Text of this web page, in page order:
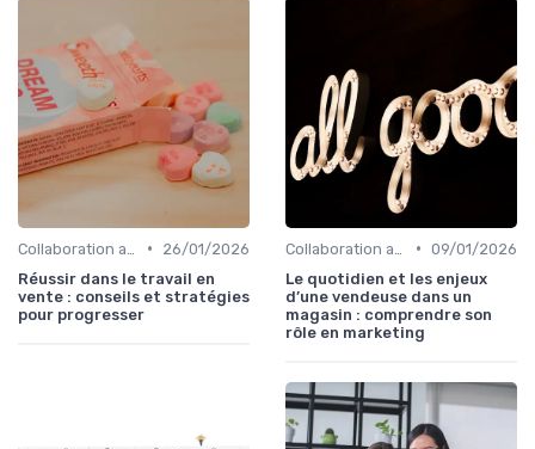
•
26/01/2026
Réussir dans le travail en
vente : conseils et stratégies
pour progresser
• 09/01/2026
Le quotidien et les enjeux
d’une vendeuse dans un
magasin : comprendre son
rôle en marketing